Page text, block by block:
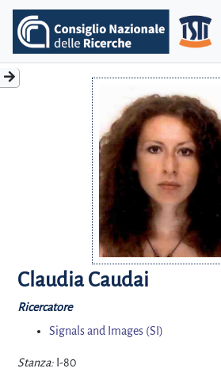
Claudia Caudai
Ricercatore
Signals and Images (SI)
Stanza: I-80